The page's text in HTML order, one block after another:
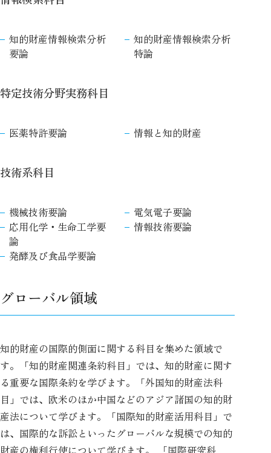
知的財産情報検索分析
要論
知的財産情報検索分析
特論
特定技術分野実務科目
医薬特許要論 情報と知的財産
技術系科目
機械技術要論
電気電子要論
応用化学・生命工学要
論
情報技術要論
発酵及び食品学要論
グローバル領域
知的財産の国際的側面に関する科目を集めた領域で
す。「知的財産関連条約科目」では、知的財産に関す
る重要な国際条約を学びます。「外国知的財産法科
目」では、欧米のほか中国などのアジア諸国の知的財
産法について学びます。「国際知的財産活用科目」で
は、国際的な訴訟といったグローバルな規模での知的
財産の権利行使について学びます。 「国際研究科